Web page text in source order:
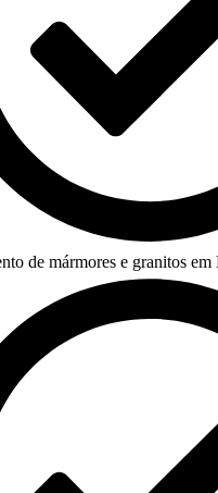
de mármores e granitos